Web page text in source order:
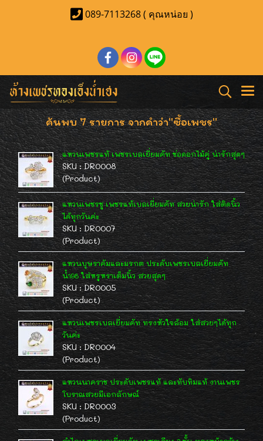
089-7113268 ( คุณหน่อย )
ค้นพบ 7 รายการ จากคำว่า"ซื้อเพชร"
แหวนเพชรแท้ เพชรเบลเยี่ยมคัท ช่อดอกไม้คู่ น่ารักสุดๆ
SKU : DR0008
(Product)
แหวนเพชรชู เพชรแท้เบลเยี่ยมคัท สวยน่ารัก ใส่ติดนิ้ว
ได้ทุกวันค่ะ
SKU : DR0007
(Product)
แหวนบุษราคัมและมรกต ประดับเพชรเบลเยี่ยมคัท
น้ำ98 ใส่หรูหราเต็มนิ้ว สวยสุดๆ
SKU : DR0005
(Product)
แหวนเพชรเบลเยี่ยมคัท ทรงหัวใจล้อม ใส่สวยๆได้ทุก
วันค่ะ
SKU : DR0004
(Product)
แหวนนาคราช ประดับเพชรแท้ และทับทิมแท้ งานเพชร
โบราณสวยมีเอกลักษณ์
SKU : DR0003
(Product)